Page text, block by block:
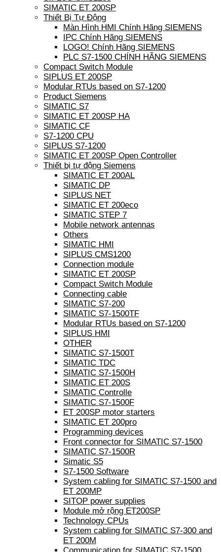
SIMATIC ET 200SP
Thiết Bị Tự Động
Màn Hình HMI Chính Hãng SIEMENS
IPC Chính Hãng SIEMENS
LOGO! Chính Hãng SIEMENS
PLC S7-1500 CHÍNH HÃNG SIEMENS
Compact Switch Module
SIPLUS ET 200SP
Modular RTUs based on S7-1200
Product Siemens
SIMATIC S7
SIMATIC ET 200SP HA
SIMATIC CF
S7-1200 CPU
SIPLUS S7-1200
SIMATIC ET 200SP Open Controller
Thiết bị tự động Siemens
SIMATIC ET 200AL
SIMATIC DP
SIPLUS NET
SIMATIC ET 200eco
SIMATIC STEP 7
Mobile network antennas
Others
SIMATIC HMI
SIPLUS CMS1200
Connection module
SIMATIC ET 200SP
Compact Switch Module
Connecting cable
SIMATIC S7-200
SIMATIC S7-1500TF
Modular RTUs based on S7-1200
SIPLUS HMI
OTHER
SIMATIC S7-1500T
SIMATIC TDC
SIMATIC S7-1500H
SIMATIC ET 200S
SIMATIC Controlle
SIMATIC S7-1500F
ET 200SP motor starters
SIMATIC ET 200pro
Programming devices
Front connector for SIMATIC S7-1500
SIMATIC S7-1500R
Simatic S5
S7-1500 Software
System cabling for SIMATIC S7-1500 and
ET 200MP
SITOP power supplies
Module mở rộng ET200SP
Technology CPUs
System cabling for SIMATIC S7-300 and
ET 200M